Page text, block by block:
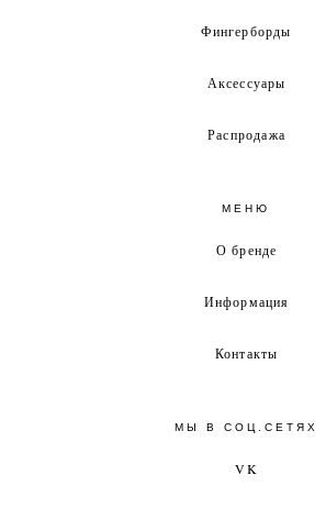
Фингерборды
Аксессуары
Распродажа
МЕНЮ
О бренде
Информация
Контакты
МЫ В СОЦ.СЕТЯХ
VK